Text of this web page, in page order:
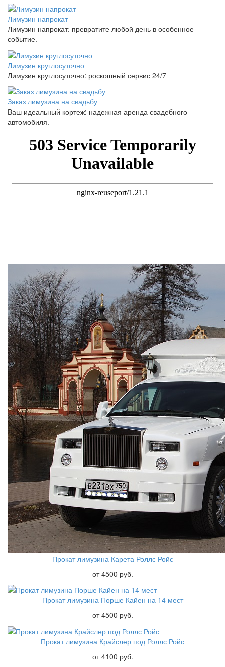
Лимузин напрокат
Лимузин напрокат: превратите любой день в особенное
событие.
Лимузин круглосуточно
Лимузин круглосуточно: роскошный сервис 24/7
Заказ лимузина на свадьбу
Ваш идеальный кортеж: надежная аренда свадебного
автомобиля.
Прокат лимузина Карета Роллс Ройс
от 4500 руб.
Прокат лимузина Порше Кайен на 14 мест
от 4500 руб.
Прокат лимузина Крайслер под Роллс Ройс
от 4100 руб.